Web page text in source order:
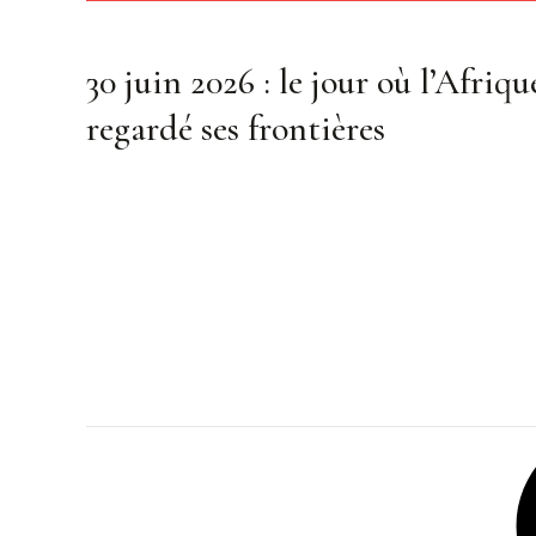
30 juin 2026 : le jour où
regardé ses frontières